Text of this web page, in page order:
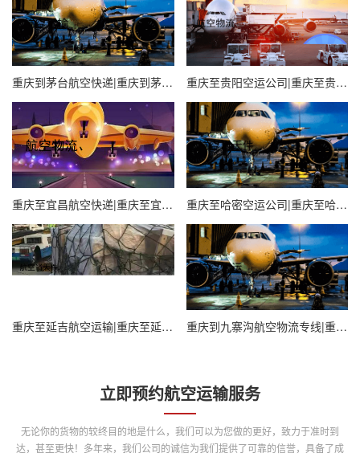
重庆到茅台航空快递|重庆到茅台航空物流专线 重庆至贵阳空运公司|重庆至贵阳国内空运限时达
重庆至宜昌航空快递|重庆至宜昌航空运输 重庆至哈密空运公司|重庆至哈密航空快递
重庆至延吉航空运输|重庆至延吉航空快递 重庆到九寨沟航空物流专线|重庆到九寨沟航空快递
立即预约航空运输服务
无论你的货物的较终目的地是什么，我们可以为您做的更好，致力于准时到
达，甚至更快！多年来，我们公司的诚信为我们提供了可靠的信誉，具备了成